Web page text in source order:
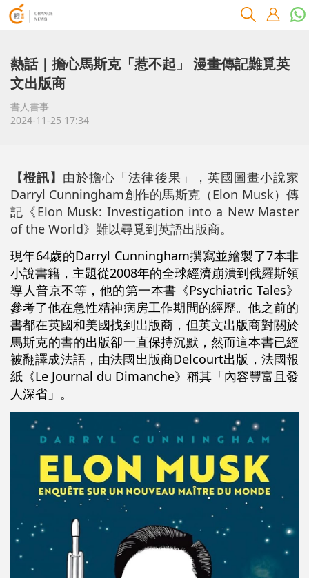
熱話｜擔心馬斯克「惹不起」 漫畫傳記難覓英
文出版商
書人書事
2024-11-25 17:34
【橙訊】 由於擔心「法律後果」，英國圖畫小說家
Darryl Cunningham創作的馬斯克（Elon Musk）傳
記《Elon Musk: Investigation into a New Master
of the World》難以尋覓到英語出版商。
現年64歲的Darryl Cunningham撰寫並繪製了7本非
小說書籍，主題從2008年的全球經濟崩潰到俄羅斯領
導人普京不等，他的第一本書《Psychiatric Tales》
參考了他在急性精神病房工作期間的經歷。他之前的
書都在英國和美國找到出版商，但英文出版商對關於
馬斯克的書的出版卻一直保持沉默，然而這本書已經
被翻譯成法語，由法國出版商Delcourt出版，法國報
紙《Le Journal du Dimanche》稱其「內容豐富且發
人深省」。